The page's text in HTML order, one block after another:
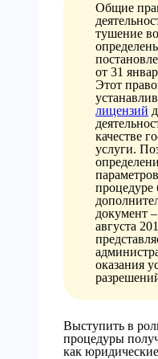
Общие
тушение
от 31
Этот
лицензий
качестве
услуги.
документ
августа
оказания
Выступить в
процедуры
как